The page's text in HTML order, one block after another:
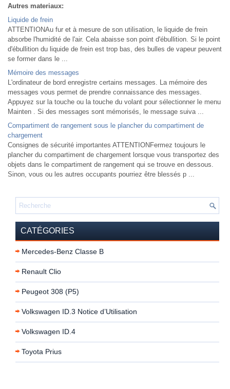
Autres materiaux:
Liquide de frein
ATTENTIONAu fur et à mesure de son utilisation, le liquide de frein
absorbe l'humidité de l'air. Cela abaisse son point d'ébullition. Si le point
d'ébullition du liquide de frein est trop bas, des bulles de vapeur peuvent
se former dans le ...
Mémoire des messages
L'ordinateur de bord enregistre certains messages. La mémoire des
messages vous permet de prendre connaissance des messages.
Appuyez sur la touche ou la touche du volant pour sélectionner le menu
Mainten . Si des messages sont mémorisés, le message suiva ...
Compartiment de rangement sous le plancher du compartiment de
chargement
Consignes de sécurité importantes ATTENTIONFermez toujours le
plancher du compartiment de chargement lorsque vous transportez des
objets dans le compartiment de rangement qui se trouve en dessous.
Sinon, vous ou les autres occupants pourriez être blessés p ...
CATÉGORIES
Mercedes-Benz Classe B
Renault Clio
Peugeot 308 (P5)
Volkswagen ID.3 Notice d’Utilisation
Volkswagen ID.4
Toyota Prius